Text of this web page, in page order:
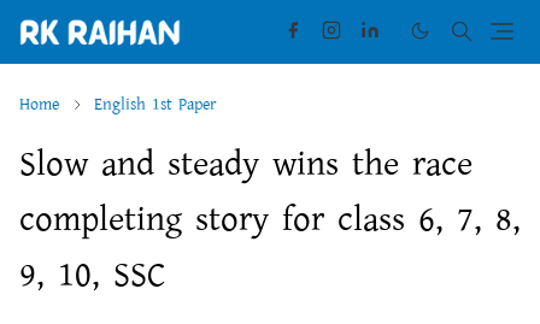
Home English 1st Paper
Slow and steady wins the race
completing story for class 6, 7, 8,
9, 10, SSC